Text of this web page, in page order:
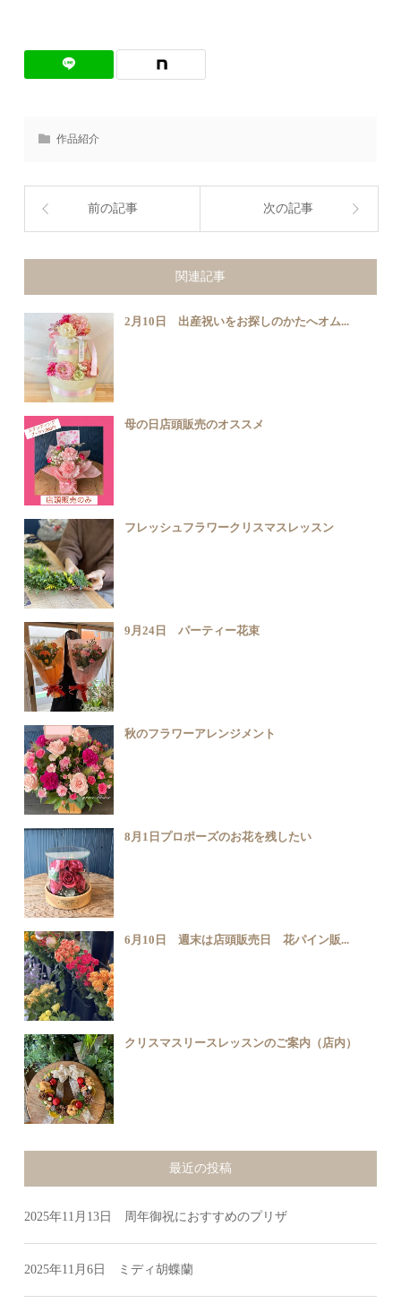
作品紹介
前の記事 次の記事
関連記事
2月10日 出産祝いをお探しのかたへオム...
母の日店頭販売のオススメ
フレッシュフラワークリスマスレッスン
9月24日 パーティー花束
秋のフラワーアレンジメント
8月1日プロポーズのお花を残したい
6月10日 週末は店頭販売日 花パイン販...
クリスマスリースレッスンのご案内（店内）
最近の投稿
2025年11月13日 周年御祝におすすめのプリザ
2025年11月6日 ミディ胡蝶蘭